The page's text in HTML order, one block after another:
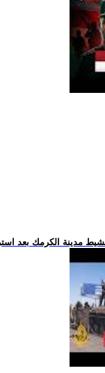
مدينة الكرمك بعد